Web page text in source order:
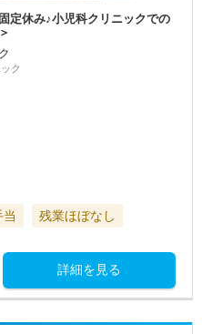
定休み♪小児科クリニックでの
ク
残業ほぼなし
詳細を見る